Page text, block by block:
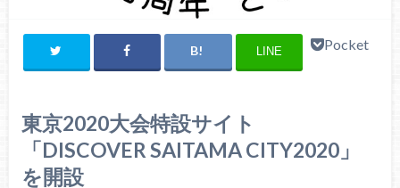
LINE Pocket
東京2020大会特設サイト
「DISCOVER SAITAMA CITY2020」
を開設